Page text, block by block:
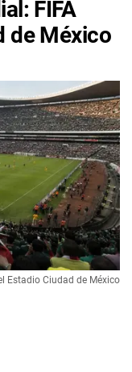
FIFA
de México
Estadio Ciudad de México